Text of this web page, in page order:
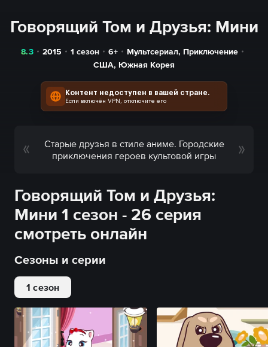
Говорящий Том и Друзья: Мини
8.3 2015 1 сезон 6+ Мультсериал, Приключение
США, Южная Корея
Контент недоступен в вашей стране.
Если включён VPN, отключите его
Старые друзья в стиле аниме. Городские
приключения героев культовой игры
Говорящий Том и Друзья:
Мини 1 сезон - 26 серия
смотреть онлайн
Сезоны и серии
1 сезон